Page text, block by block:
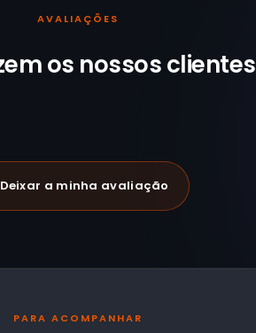
AVALIAÇÕES
os nossosclientes
Deixar a minha avaliação
PARA ACOMPANHAR